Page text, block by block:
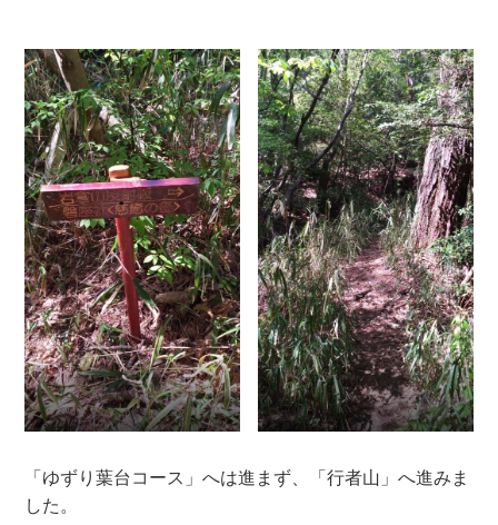
「ゆずり葉台コース」へは進まず、「行者山」へ進みま
した。